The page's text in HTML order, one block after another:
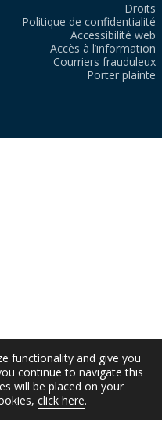
Droits
Politique de confidentialité
Accessibilité web
Accès à l’information
Courriers frauduleux
Porter plainte
functionality and give you
continue to navigate this
will be placed on your
click here.